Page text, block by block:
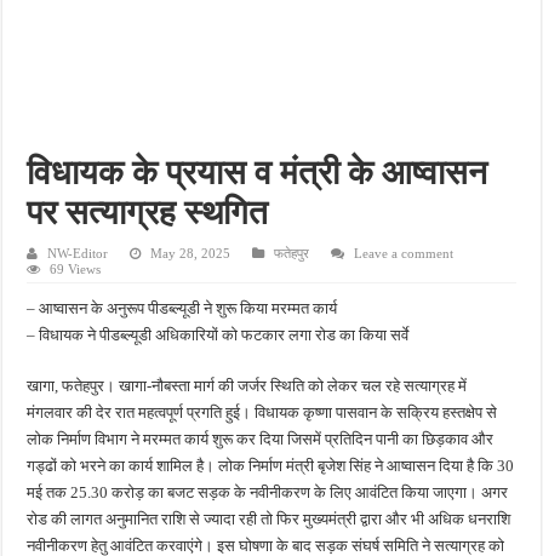
भाजपा ने 2027 की तैयारी तेज की, सुरेश मौर्य ने कार्यकर्ताओं को बूथ मजबूत करने का दिया मंत्र
विधायक के प्रयास व मंत्री के आष्वासन
पर सत्याग्रह स्थगित
NW-Editor May 28, 2025 फतेहपुर
Leave a comment
69 Views
– आष्वासन के अनुरूप पीडब्ल्यूडी ने शुरू किया मरम्मत कार्य
– विधायक ने पीडब्ल्यूडी अधिकारियों को फटकार लगा रोड का किया सर्वे
खागा, फतेहपुर। खागा-नौबस्ता मार्ग की जर्जर स्थिति को लेकर चल रहे सत्याग्रह में
मंगलवार की देर रात महत्वपूर्ण प्रगति हुई। विधायक कृष्णा पासवान के सक्रिय हस्तक्षेप से
लोक निर्माण विभाग ने मरम्मत कार्य शुरू कर दिया जिसमें प्रतिदिन पानी का छिड़काव और
गड्ढों को भरने का कार्य शामिल है। लोक निर्माण मंत्री बृजेश सिंह ने आष्वासन दिया है कि 30
मई तक 25.30 करोड़ का बजट सड़क के नवीनीकरण के लिए आवंटित किया जाएगा। अगर
रोड की लागत अनुमानित राशि से ज्यादा रही तो फिर मुख्यमंत्री द्वारा और भी अधिक धनराशि
नवीनीकरण हेतु आवंटित करवाएंगे। इस घोषणा के बाद सड़क संघर्ष समिति ने सत्याग्रह को